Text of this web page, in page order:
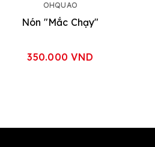
OHQUAO
Nón "Mắc Chạy"
350.000 VND